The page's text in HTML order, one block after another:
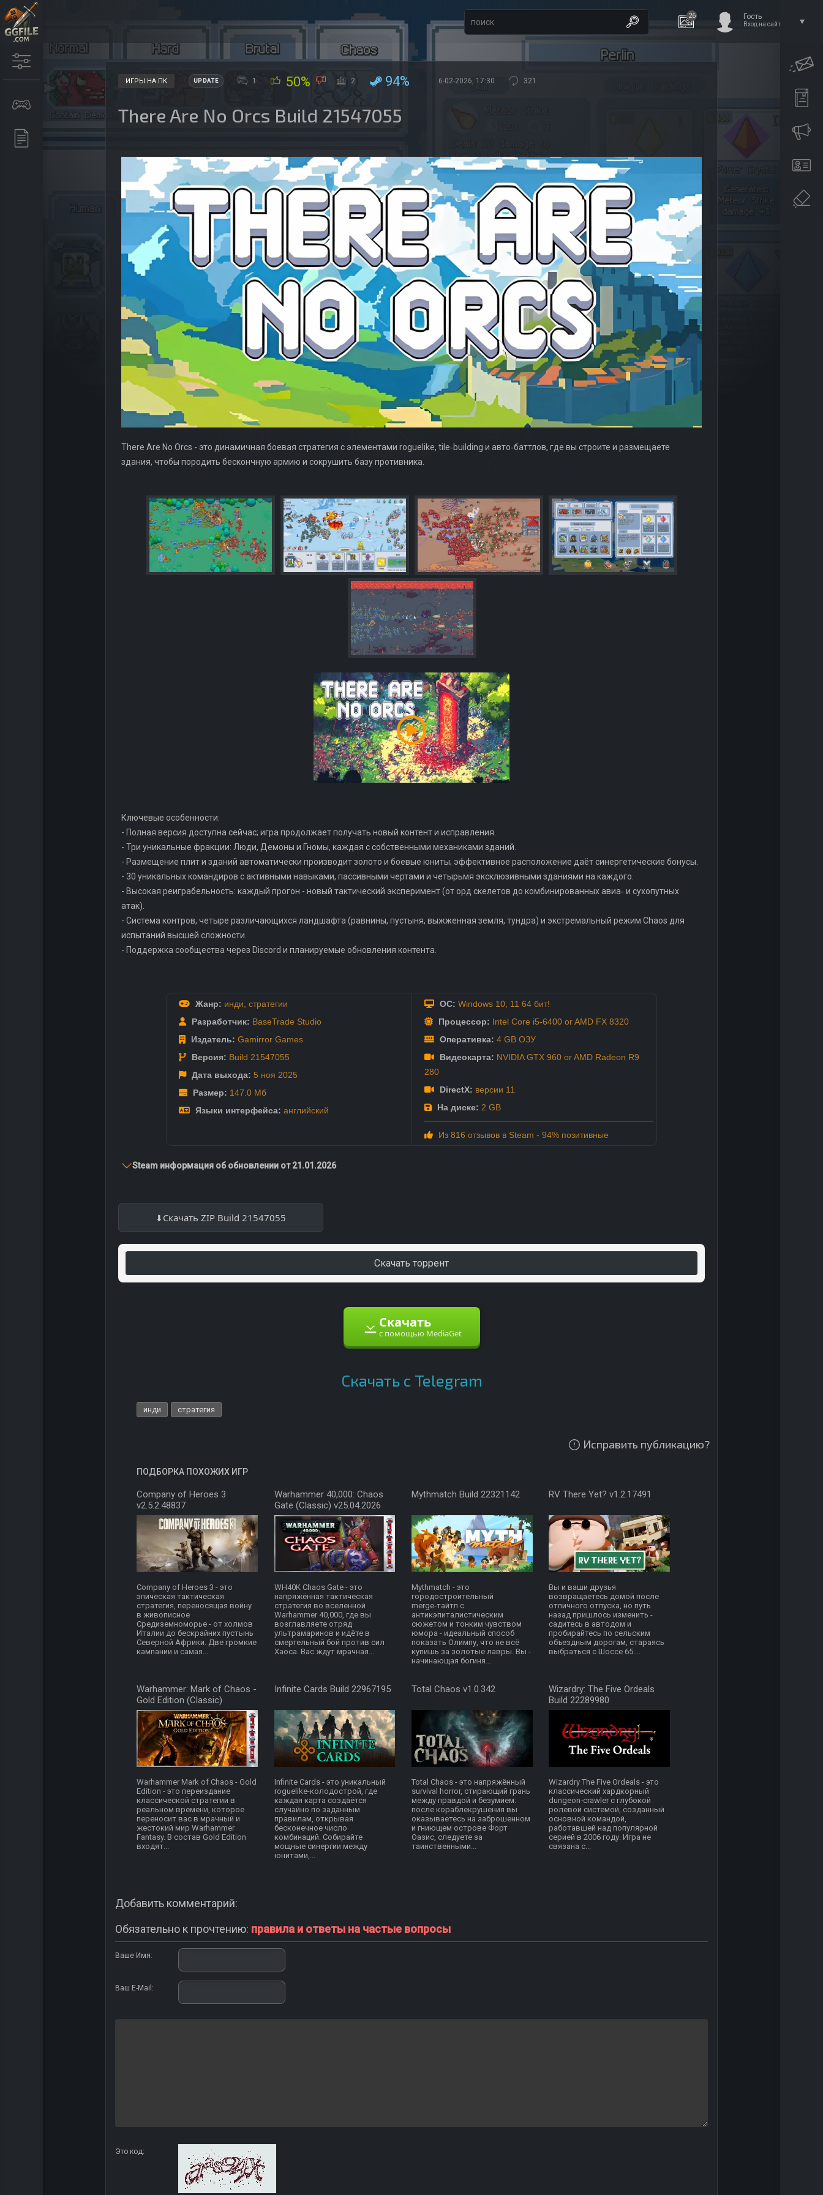
26 Гость
Вход на сайт
ИГРЫ НА ПК UPDATE 1 50% 2 94% 6-02-2026, 17:30 321
There Are No Orcs Build 21547055
There Are No Orcs - это динамичная боевая стратегия с элементами roguelike, tile‑building и авто‑баттлов, где вы строите и размещаете
здания, чтобы породить бескончную армию и сокрушить базу противника.
Ключевые особенности:
- Полная версия доступна сейчас; игра продолжает получать новый контент и исправления.
- Три уникальные фракции: Люди, Демоны и Гномы, каждая с собственными механиками зданий.
- Размещение плит и зданий автоматически производит золото и боевые юниты; эффективное расположение даёт синергетические бонусы.
- 30 уникальных командиров с активными навыками, пассивными чертами и четырьмя эксклюзивными зданиями на каждого.
- Высокая реиграбельность: каждый прогон - новый тактический эксперимент (от орд скелетов до комбинированных авиа‑ и сухопутных
атак).
- Система контров, четыре различающихся ландшафта (равнины, пустыня, выжженная земля, тундра) и экстремальный режим Chaos для
испытаний высшей сложности.
- Поддержка сообщества через Discord и планируемые обновления контента.
Жанр: инди, стратегии
Разработчик: BaseTrade Studio
Издатель: Gamirror Games
Версия: Build 21547055
Дата выхода: 5 ноя 2025
Размер: 147.0 Мб
Языки интерфейса: английский
ОС: Windows 10, 11 64 бит!
Процессор: Intel Core i5-6400 or AMD FX 8320
Оперативка: 4 GB ОЗУ
Видеокарта: NVIDIA GTX 960 or AMD Radeon R9
280
DirectX: версии 11
На диске: 2 GB
Из 816 отзывов в Steam - 94% позитивные
Steam информация об обновлении от 21.01.2026
Скачать ZIP Build 21547055
Скачать торрент
Скачать
с помощью MediaGet
Скачать с Telegram
инди стратегия
Исправить публикацию?
ПОДБОРКА ПОХОЖИХ ИГР
Company of Heroes 3
v2.5.2.48837
Company of Heroes 3 - это
эпическая тактическая
стратегия, переносящая войну
в живописное
Средиземноморье - от холмов
Италии до бескрайних пустынь
Северной Африки. Две громкие
кампании и самая...
Warhammer 40,000: Chaos
Gate (Classic) v25.04.2026
WH40K Chaos Gate - это
напряжённая тактическая
стратегия во вселенной
Warhammer 40,000, где вы
возглавляете отряд
ультрамаринов и идёте в
смертельный бой против сил
Хаоса. Вас ждут мрачная...
Mythmatch Build 22321142
Mythmatch - это
городостроительный
merge‑тайтл с
антикэпиталистическим
сюжетом и тонким чувством
юмора - идеальный способ
показать Олимпу, что не всё
купишь за золотые лавры. Вы -
начинающая богиня...
RV There Yet? v1.2.17491
Вы и ваши друзья
возвращаетесь домой после
отличного отпуска, но путь
назад пришлось изменить -
садитесь в автодом и
пробирайтесь по сельским
объездным дорогам, стараясь
выбраться с Шоссе 65....
Warhammer: Mark of Chaos -
Gold Edition (Classic)
Warhammer Mark of Chaos - Gold
Edition - это переиздание
классической стратегии в
реальном времени, которое
переносит вас в мрачный и
жестокий мир Warhammer
Fantasy. В состав Gold Edition
входят...
Infinite Cards Build 22967195
Infinite Cards - это уникальный
roguelike-колодострой, где
каждая карта создаётся
случайно по заданным
правилам, открывая
бесконечное число
комбинаций. Собирайте
мощные синергии между
юнитами,...
Total Chaos v1.0.342
Total Chaos - это напряжённый
survival horror, стирающий грань
между правдой и безумием:
после кораблекрушения вы
оказываетесь на заброшенном
и гниющем острове Форт
Оазис, следуете за
таинственными...
Wizardry: The Five Ordeals
Build 22289980
Wizardry The Five Ordeals - это
классический хардкорный
dungeon‑crawler с глубокой
ролевой системой, созданный
основной командой,
работавшей над популярной
серией в 2006 году. Игра не
связана с...
Добавить комментарий:
Обязательно к прочтению: правила и ответы на частые вопросы
Ваше Имя:
Ваш E-Mail:
Это код: